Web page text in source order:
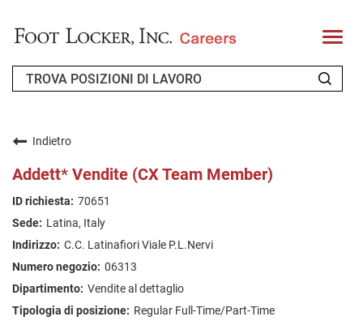
T
o
l
FAQ
CERCA LAVORO
Indietro
Addett* Vendite (CX Team Member)
70651
Latina, Italy
C.C. Latinafiori Viale P.L.Nervi
06313
Vendite al dettaglio
Regular Full-Time/Part-Time